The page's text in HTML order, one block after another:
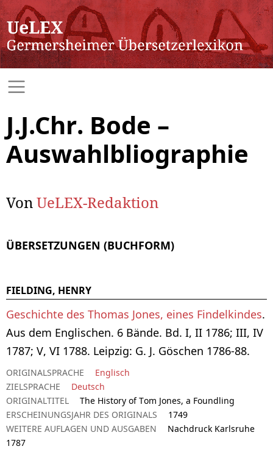
J.J.Chr. Bode –
Auswahlbliographie
VonUeLEX-Redaktion
ÜBERSETZUNGEN (BUCHFORM)
FIELDING, HENRY
Geschichte des Thomas Jones, eines Findelkindes.
Aus dem Englischen. 6 Bände. Bd. I, II 1786; III, IV
1787; V, VI 1788. Leipzig: G. J. Göschen 1786-88.
ORIGINALSPRACHE
Englisch
ZIELSPRACHE
Deutsch
ORIGINALTITEL
The History of Tom Jones, a Foundling
ERSCHEINUNGSJAHR DES ORIGINALS
1749
WEITERE AUFLAGEN UND AUSGABEN
Nachdruck Karlsruhe
1787